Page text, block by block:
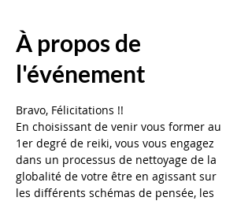
À propos de
l'événement
Bravo, Félicitations !!
En choisissant de venir vous former au
1er degré de reiki, vous vous engagez
dans un processus de nettoyage de la
globalité de votre être en agissant sur
les différents schémas de pensée, les